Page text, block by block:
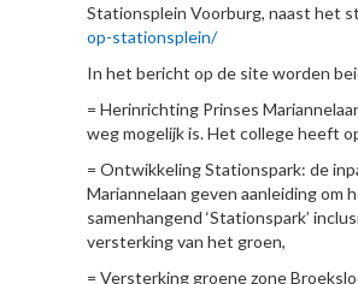
Stationsplein Voorburg, naast het
op-stationsplein/
In het bericht op de site worden
= Herinrichting Prinses
weg mogelijk is. Het college heeft
= Ontwikkeling Stationspark: de
Mariannelaan geven aanleiding
samenhangend ‘Stationspark’
versterking van het groen,
= Versterking groene zone